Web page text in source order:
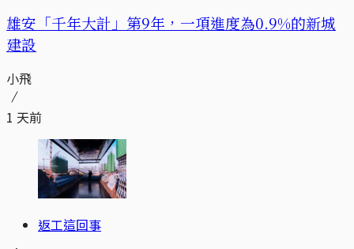
​​雄安「千年大計」第9年，一項進度為0.9%的新城
建設
小飛
1 天前
返工這回事